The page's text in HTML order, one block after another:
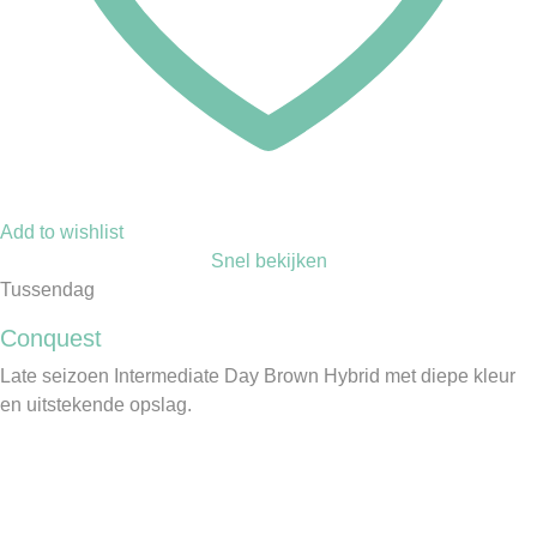
Add to wishlist
Snel bekijken
Tussendag
Conquest
Late seizoen Intermediate Day Brown Hybrid met diepe kleur
en uitstekende opslag.